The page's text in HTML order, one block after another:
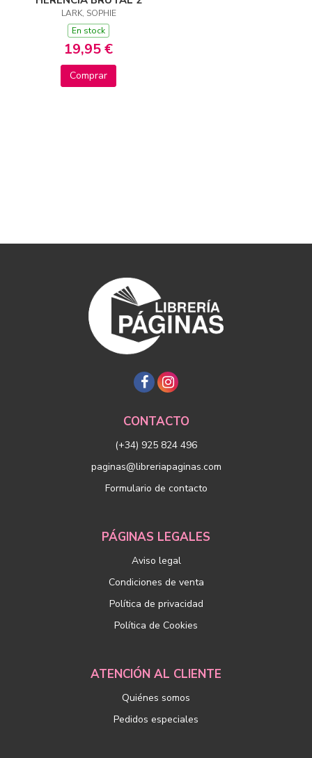
LARK, SOPHIE
En stock
19,95 €
Comprar
CONTACTO
(+34) 925 824 496
paginas@libreriapaginas.com
Formulario de contacto
PÁGINAS LEGALES
Aviso legal
Condiciones de venta
Política de privacidad
Política de Cookies
ATENCIÓN AL CLIENTE
Quiénes somos
Pedidos especiales